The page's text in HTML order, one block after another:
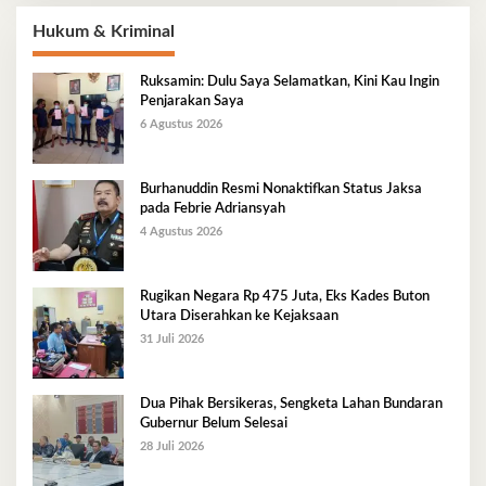
Hukum & Kriminal
Ruksamin: Dulu Saya Selamatkan, Kini Kau Ingin
Penjarakan Saya
6 Agustus 2026
Burhanuddin Resmi Nonaktifkan Status Jaksa
pada Febrie Adriansyah
4 Agustus 2026
Rugikan Negara Rp 475 Juta, Eks Kades Buton
Utara Diserahkan ke Kejaksaan
31 Juli 2026
Dua Pihak Bersikeras, Sengketa Lahan Bundaran
Gubernur Belum Selesai
28 Juli 2026